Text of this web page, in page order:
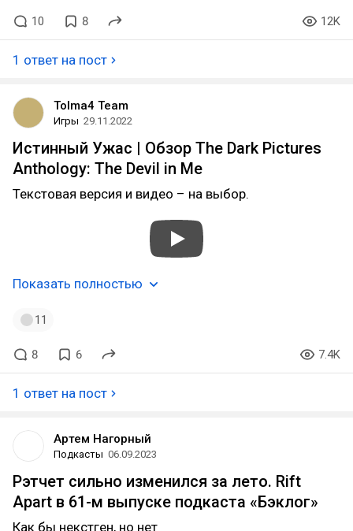
10 8 12K
1 ответ на пост
Tolma4 Team
Игры 29.11.2022
Истинный Ужас | Обзор The Dark Pictures
Anthology: The Devil in Me
Текстовая версия и видео – на выбор.
Показать полностью
11
8 6 7.4K
1 ответ на пост
Артем Нагорный
Подкасты 06.09.2023
Рэтчет сильно изменился за лето. Rift
Apart в 61-м выпуске подкаста «Бэклог»
Как бы некстген, но нет